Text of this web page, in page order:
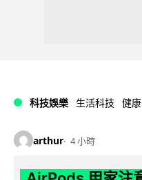
科技娛樂 生活科技 健康
arthur 4 小時